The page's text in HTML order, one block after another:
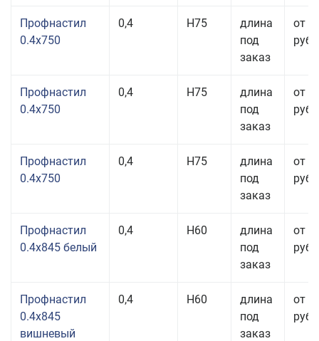
Профнастил
0.4x750
0,4 Н75
длина
под
заказ
от
руб.
Профнастил
0.4x750
0,4 Н75
длина
под
заказ
от
руб.
Профнастил
0.4x750
0,4 Н75
длина
под
заказ
от
руб.
Профнастил
0.4x845 белый
0,4 Н60
длина
под
заказ
от
руб.
Профнастил
0.4x845
вишневый
0,4 Н60
длина
под
заказ
от
руб.